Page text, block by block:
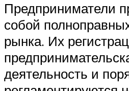
Предприниматели
собой
рынка. Их
деятельность и